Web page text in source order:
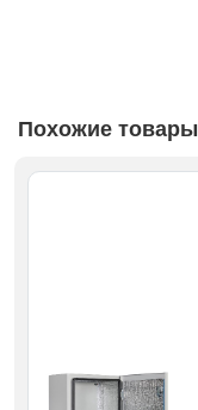
Похожие товары